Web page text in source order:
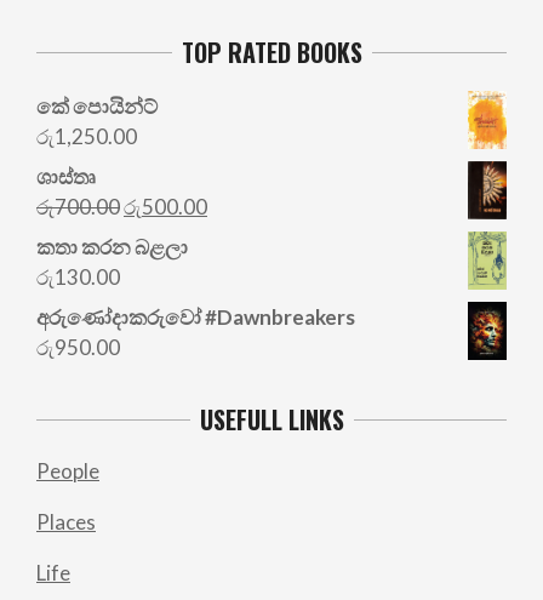
TOP RATED BOOKS
කේ පොයින්ට්
රු1,250.00
ශාස්තෘ
රු700.00Original
price
was:
රු500.00Current
කතා කරන බළලා
රු130.00
අරු‍ණෝදාකරුවෝ #Dawnbreakers
රු950.00
USEFULL LINKS
People
Places
Life